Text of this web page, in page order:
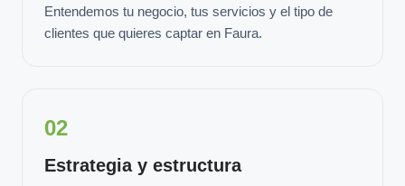
Entendemos tu negocio, tus servicios y el tipo de
clientes que quieres captar en Faura.
02
Estrategia y estructura